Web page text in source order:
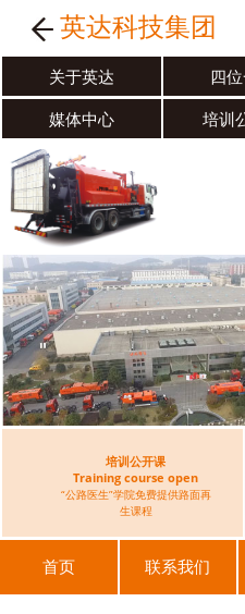
英达科技集团
关于英达 四
媒体中心
培训
培训公开课
Training course open
“公路医生”学院免费提供路面再
生课程
首页 联系我们